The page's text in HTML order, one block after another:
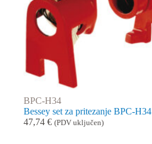
BPC-H34
Bessey set za pritezanje BPC-H34
47,74 € (PDV uključen)